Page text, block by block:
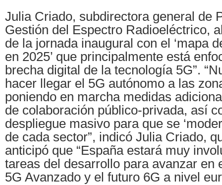
Julia Criado, subdirectora general de
Gestión del Espectro Radioeléctrico,
de la jornada inaugural con el ‘mapa
en 2025’ que principalmente está
brecha digital de la tecnología 5G”.
hacer llegar el 5G autónomo a las
poniendo en marcha medidas
de colaboración público-privada, así
despliegue masivo para que se
de cada sector”, indicó Julia Criado,
anticipó que “España estará muy
tareas del desarrollo para avanzar en
5G Avanzado y el futuro 6G a nivel